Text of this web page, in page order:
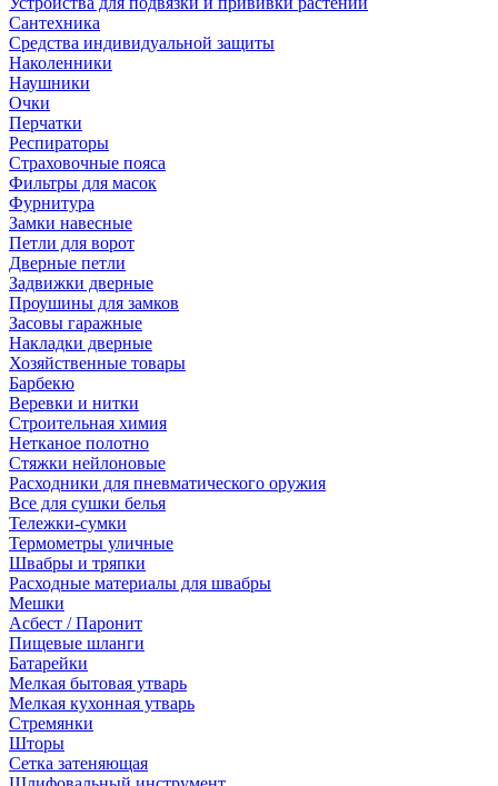
Сантехника
Средства индивидуальной защиты
Наколенники
Наушники
Очки
Перчатки
Респираторы
Страховочные пояса
Фильтры для масок
Фурнитура
Замки навесные
Петли для ворот
Дверные петли
Задвижки дверные
Проушины для замков
Засовы гаражные
Накладки дверные
Хозяйственные товары
Барбекю
Веревки и нитки
Строительная химия
Нетканое полотно
Стяжки нейлоновые
Расходники для пневматического оружия
Все для сушки белья
Тележки-сумки
Термометры уличные
Швабры и тряпки
Расходные материалы для швабры
Мешки
Асбест / Паронит
Пищевые шланги
Батарейки
Мелкая бытовая утварь
Мелкая кухонная утварь
Стремянки
Шторы
Сетка затеняющая